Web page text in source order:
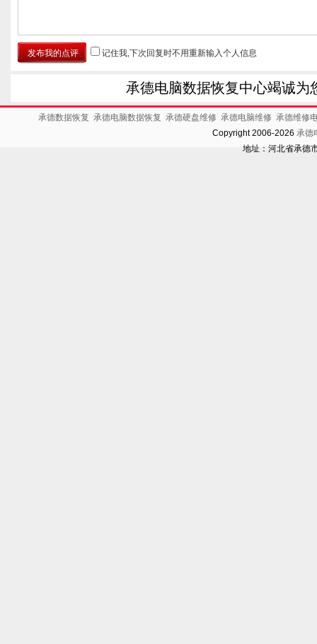
记住我,下次回复时不用重新输入个人信息
承德电脑数据恢复中心竭诚为
承德数据恢复 承德电脑数据恢复 承德硬盘维修 承德电脑维修 承德维修
Copyright 2006-2026 承德
地址：河北省承德